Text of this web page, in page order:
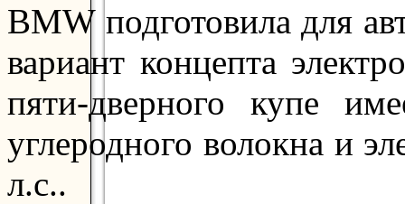
BMW подготовила для
вариант концепта
пяти-дверного купе
углеродного волокна и
л.с..